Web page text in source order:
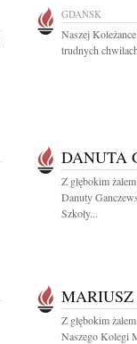
GDAŃSK
Naszej
trudnych
DANUTA
Z głębokim
Danuty
Szkoły...
Z głębokim
Naszego Kolegi